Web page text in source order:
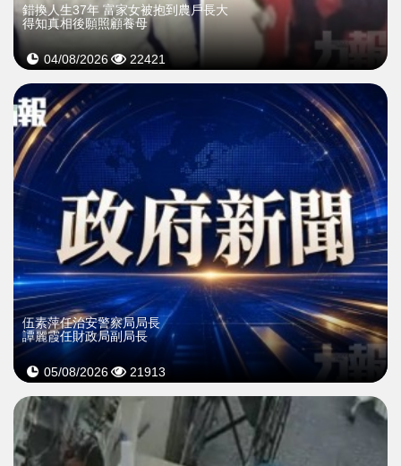
錯換人生37年 富家女被抱到農戶長大
得知真相後願照顧養母
04/08/2026 22421
伍素萍任治安警察局局長
譚麗霞任財政局副局長
05/08/2026 21913